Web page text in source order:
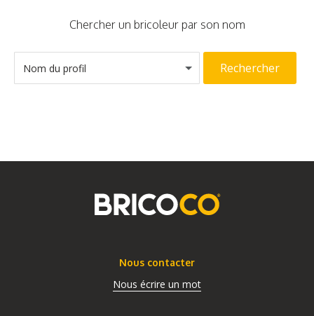
Chercher un bricoleur par son nom
Nom du profil Rechercher
Nous contacter
Nous écrire un mot